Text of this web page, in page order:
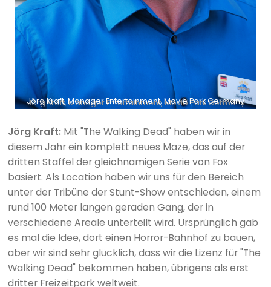
Jörg Kraft, Manager Entertainment, Movie Park Germany
Jörg Kraft:Mit "The Walking Dead" haben wir in
diesem Jahr ein komplett neues Maze, das auf der
dritten Staffel der gleichnamigen Serie von Fox
basiert. Als Location haben wir uns für den Bereich
unter der Tribüne der Stunt-Show entschieden, einem
rund 100 Meter langen geraden Gang, der in
verschiedene Areale unterteilt wird. Ursprünglich gab
es mal die Idee, dort einen Horror-Bahnhof zu bauen,
aber wir sind sehr glücklich, dass wir die Lizenz für "The
Walking Dead" bekommen haben, übrigens als erst
dritter Freizeitpark weltweit.